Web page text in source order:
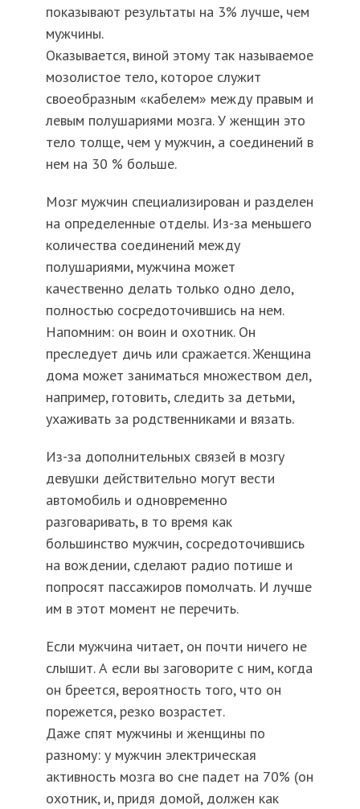
показывают результаты на 3% лучше, чем
мужчины.
Оказывается, виной этому так называемое
мозолистое тело, которое служит
своеобразным «кабелем» между правым и
левым полушариями мозга. У женщин это
тело толще, чем у мужчин, а соединений в
нем на 30 % больше.
Мозг мужчин специализирован и разделен
на определенные отделы. Из-за меньшего
количества соединений между
полушариями, мужчина может
качественно делать только одно дело,
полностью сосредоточившись на нем.
Напомним: он воин и охотник. Он
преследует дичь или сражается. Женщина
дома может заниматься множеством дел,
например, готовить, следить за детьми,
ухаживать за родственниками и вязать.
Из-за дополнительных связей в мозгу
девушки действительно могут вести
автомобиль и одновременно
разговаривать, в то время как
большинство мужчин, сосредоточившись
на вождении, сделают радио потише и
попросят пассажиров помолчать. И лучше
им в этот момент не перечить.
Если мужчина читает, он почти ничего не
слышит. А если вы заговорите с ним, когда
он бреется, вероятность того, что он
порежется, резко возрастет.
Даже спят мужчины и женщины по
разному: у мужчин электрическая
активность мозга во сне падет на 70% (он
охотник, и, придя домой, должен как